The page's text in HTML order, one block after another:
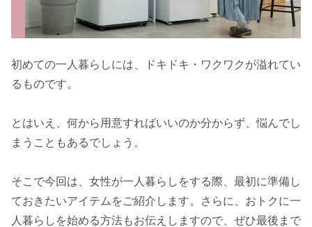
初めての一人暮らしには、ドキドキ・ワクワクが溢れてい
るものです。
とはいえ、何から用意すればいいのか分からず、悩んでし
まうこともあるでしょう。
そこで今回は、女性が一人暮らしをする際、最初に準備し
ておきたいアイテムをご紹介します。さらに、おトクに一
人暮らしを始める方法もお伝えしますので、ぜひ最後まで